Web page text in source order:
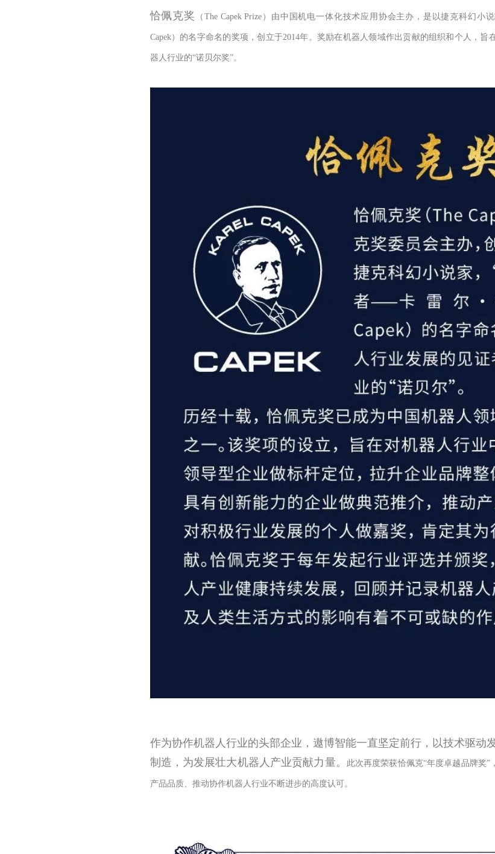
恰佩克奖 （ The Capek Prize ）由中国机电一体化技术应用协会主办，是以捷克科幻小说
Capek）的名字命名的奖项，创立于2014年。奖励在机器人领域作出贡献的组织和个人，旨
器人行业的“诺贝尔奖”。
作为协作机器人行业的头部企业，遨博智能一直坚定前行，以技术驱动
制造，为发展壮大机器人产业贡献力量。
此次再度荣获恰佩克“年度卓越品牌奖”
产品品质、推动协作机器人行业不断进步的高度认可。